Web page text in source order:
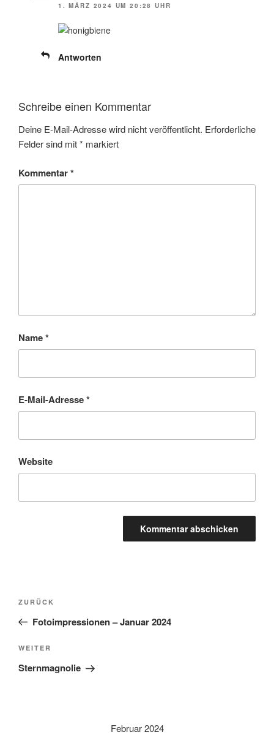
1. MÄRZ 2024 UM 20:28 UHR
Antworten
Schreibe einen Kommentar
Deine E-Mail-Adresse wird nicht veröffentlicht. Erforderliche
Felder sind mit* markiert
Kommentar*
Name*
E-Mail-Adresse*
Website
e
r
a
t
Beitragsnavigation
Vorheriger
Beitrag
ZURÜCK
Fotoimpressionen – Januar 2024
Nächster
Beitrag
WEITER
Sternmagnolie
Februar 2024